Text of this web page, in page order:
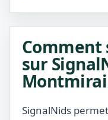
Comment
sur
SignalNids